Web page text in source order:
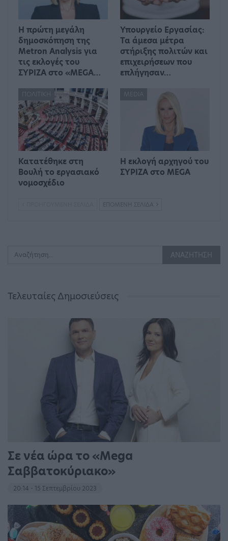
Η πρώτη μεγάλη
δημοσκόπηση της
Metron Analysis για
τις εκλογές του
ΣΥΡΙΖΑ στο «MEGA…
Υπουργείο Εργασίας:
Τα άμεσα μέτρα
στήριξης πολιτών και
επιχειρήσεων που
επλήγησαν…
ΠΟΛΙΤΙΚΉ
Κατατέθηκε στη
Βουλή το εργασιακό
νομοσχέδιο
MEDIA
Η εκλογή αρχηγού του
ΣΥΡΙΖΑ στο MEGA
ΕΠΌΜΕΝΗ ΣΕΛΊΔΑ
Τελευταίες Δημοσιεύσεις
Σε νέα ώρα το «Mega
Σαββατοκύριακο»
20:14 - 15 Σεπτεμβρίου 2023